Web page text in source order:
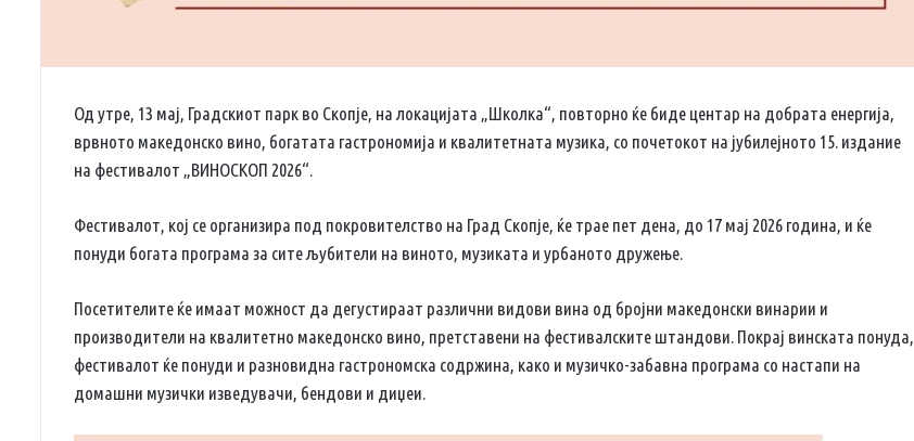
Од утре, 13 мај, Градскиот парк во Скопје, на локацијата „Школка“, повторно ќе биде центар на добрата енергија,
врвното македонско вино, богатата гастрономија и квалитетната музика, со почетокот на јубилејното 15. издание
на фестивалот „ВИНОСКОП 2026“.
Фестивалот, кој се организира под покровителство на Град Скопје, ќе трае пет дена, до 17 мај 2026 година, и ќе
понуди богата програма за сите љубители на виното, музиката и урбаното дружење.
Посетителите ќе имаат можност да дегустираат различни видови вина од бројни македонски винарии и
производители на квалитетно македонско вино, претставени на фестивалските штандови. Покрај винската понуда,
фестивалот ќе понуди и разновидна гастрономска содржина, како и музичко-забавна програма со настапи на
домашни музички изведувачи, бендови и диџеи.